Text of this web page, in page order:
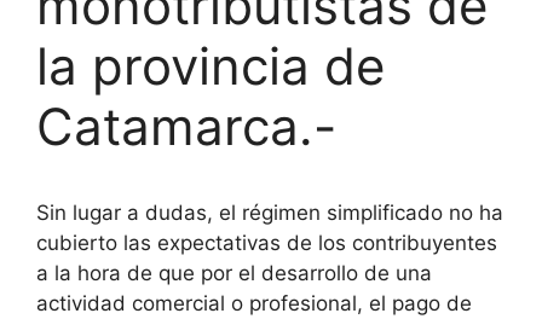
la provincia de
Catamarca.-
Sin lugar a dudas, el régimen simplificado no ha
cubierto las expectativas de los contribuyentes
a la hora de que por el desarrollo de una
actividad comercial o profesional, el pago de